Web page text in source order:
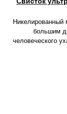
Никелированный
большим
человеческого